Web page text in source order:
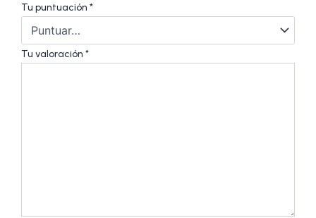
Tu puntuación *
Tu valoración *